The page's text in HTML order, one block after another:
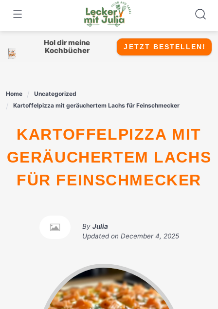
content
Hol dir meine
Kochbücher
JETZT BESTELLEN!
Home
Uncategorized
Kartoffelpizza mit geräuchertem Lachs für Feinschmecker
KARTOFFELPIZZA MIT
GERÄUCHERTEM LACHS
FÜR FEINSCHMECKER
By Julia
Updated on December 4, 2025